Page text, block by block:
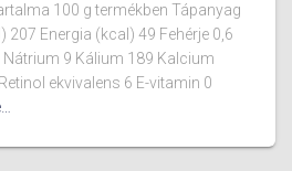
100 g termékben Tápanyag
207 Energia (kcal) 49 Fehérje 0,6
Nátrium 9 Kálium 189 Kalcium
ekvivalens 6 E-vitamin 0